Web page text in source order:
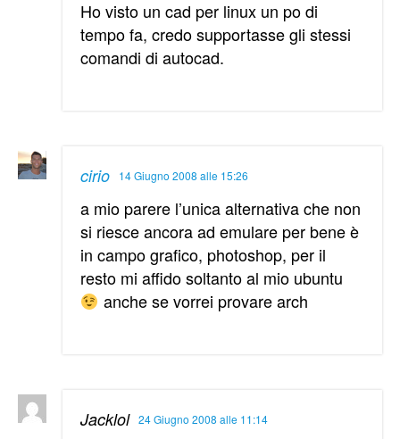
Ho visto un cad per linux un po di
tempo fa, credo supportasse gli stessi
comandi di autocad.
cirio 14 Giugno 2008 alle 15:26
a mio parere l’unica alternativa che non
si riesce ancora ad emulare per bene è
in campo grafico, photoshop, per il
resto mi affido soltanto al mio ubuntu
anche se vorrei provare arch
Jacklol 24 Giugno 2008 alle 11:14